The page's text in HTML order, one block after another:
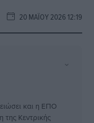
20 ΜΑΪ́ΟΥ 2026 12:19
⌄
και η ΕΠΟ
της Κεντρικής